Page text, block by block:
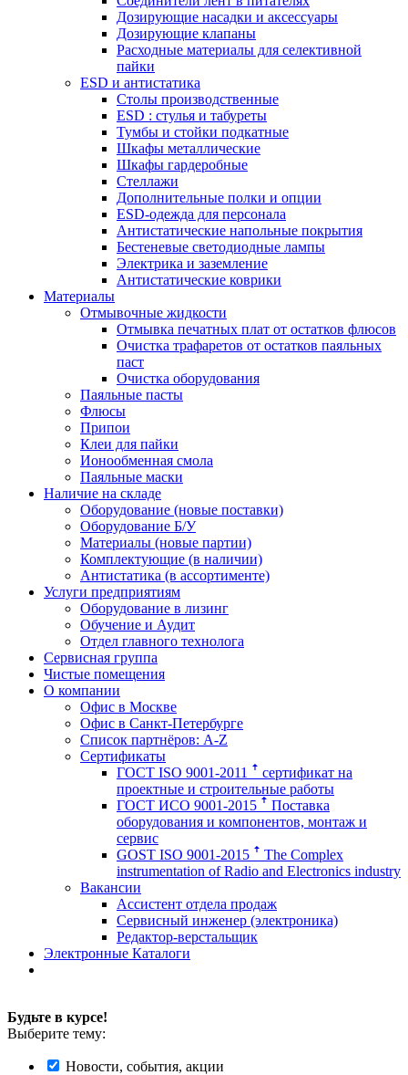
Дозирующие насадки и аксессуары
Дозирующие клапаны
Расходные материалы для селективной
пайки
ESD и антистатика
Столы производственные
ESD : cтулья и табуреты
Тумбы и стойки подкатные
Шкафы металлические
Шкафы гардеробные
Стеллажи
Дополнительные полки и опции
ESD-одежда для персонала
Антистатические напольные покрытия
Бестеневые светодиодные лампы
Электрика и заземление
Антистатические коврики
Материалы
Отмывочные жидкости
Отмывка печатных плат от остатков флюсов
Очистка трафаретов от остатков паяльных
паст
Очистка оборудования
Паяльные пасты
Флюсы
Припои
Клеи для пайки
Ионообменная смола
Паяльные маски
Наличие на складе
Оборудование (новые поставки)
Оборудование Б/У
Материалы (новые партии)
Комплектующие (в наличии)
Антистатика (в ассортименте)
Услуги предприятиям
Оборудование в лизинг
Обучение и Аудит
Отдел главного технолога
Сервисная группа
Чистые помещения
О компании
Офис в Москве
Офис в Санкт-Петербурге
Список партнёров: A-Z
Сертификаты
ГОСТ ISO 9001-2011 ꜛ сертификат на
проектные и строительные работы
ГОСТ ИСО 9001-2015 ꜛ Поставка
оборудования и компонентов, монтаж и
сервис
GOST ISO 9001-2015 ꜛ The Complex
instrumentation of Radio and Electronics industry
Вакансии
Ассистент отдела продаж
Сервисный инженер (электроника)
Редактор-верстальщик
Электронные Каталоги
Будьте в курсе!
Выберите тему:
Новости, события, акции